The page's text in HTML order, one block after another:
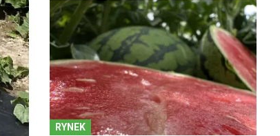
RYNEK